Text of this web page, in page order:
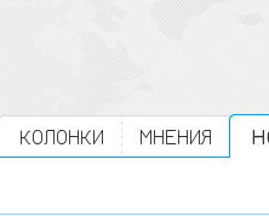
КОЛОНКИ МНЕНИЯ